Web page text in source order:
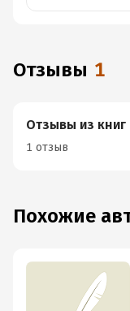
Отзывы 1
Отзывы из книг
1 отзыв
Похожие